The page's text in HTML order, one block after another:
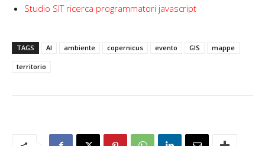
Studio SIT ricerca programmatori javascript
TAGS AI ambiente copernicus evento GIS mappe
territorio